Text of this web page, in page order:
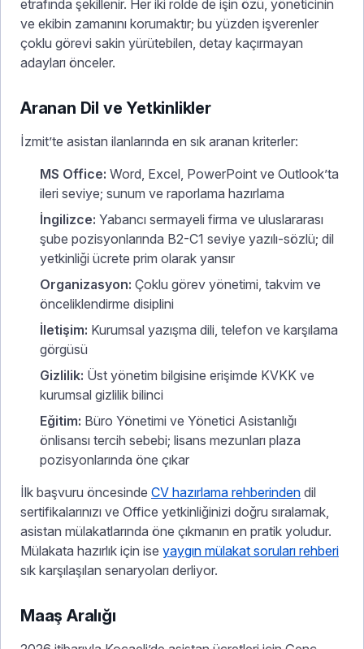
etrafında şekillenir. Her iki rolde de işin özü, yöneticinin
ve ekibin zamanını korumaktır; bu yüzden işverenler
çoklu görevi sakin yürütebilen, detay kaçırmayan
adayları önceler.
Aranan Dil ve Yetkinlikler
İzmit’te asistan ilanlarında en sık aranan kriterler:
MS Office: Word, Excel, PowerPoint ve Outlook’ta
ileri seviye; sunum ve raporlama hazırlama
İngilizce: Yabancı sermayeli firma ve uluslararası
şube pozisyonlarında B2-C1 seviye yazılı-sözlü; dil
yetkinliği ücrete prim olarak yansır
Organizasyon: Çoklu görev yönetimi, takvim ve
önceliklendirme disiplini
İletişim: Kurumsal yazışma dili, telefon ve karşılama
görgüsü
Gizlilik: Üst yönetim bilgisine erişimde KVKK ve
kurumsal gizlilik bilinci
Eğitim: Büro Yönetimi ve Yönetici Asistanlığı
önlisansı tercih sebebi; lisans mezunları plaza
pozisyonlarında öne çıkar
İlk başvuru öncesinde CV hazırlama rehberinden dil
sertifikalarınızı ve Office yetkinliğinizi doğru sıralamak,
asistan mülakatlarında öne çıkmanın en pratik yoludur.
Mülakata hazırlık için ise yaygın mülakat soruları rehberi
sık karşılaşılan senaryoları derliyor.
Maaş Aralığı